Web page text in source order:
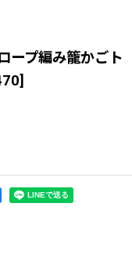
プ編み籠かごト
]